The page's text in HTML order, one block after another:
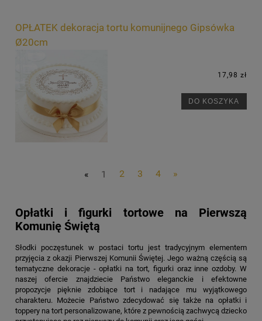
OPŁATEK dekoracja tortu komunijnego Gipsówka
Ø20cm
17,98 zł
DO KOSZYKA
« 1 2 3 4 »
Opłatki i figurki tortowe na Pierwszą
Komunię Świętą
Słodki poczęstunek w postaci tortu jest tradycyjnym elementem
przyjęcia z okazji Pierwszej Komunii Świętej. Jego ważną częścią są
tematyczne dekoracje - opłatki na tort, figurki oraz inne ozdoby. W
naszej ofercie znajdziecie Państwo eleganckie i efektowne
propozycje pięknie zdobiące tort i nadające mu wyjątkowego
charakteru. Możecie Państwo zdecydować się także na opłatki i
toppery na tort personalizowane, które z pewnością zachwycą dziecko